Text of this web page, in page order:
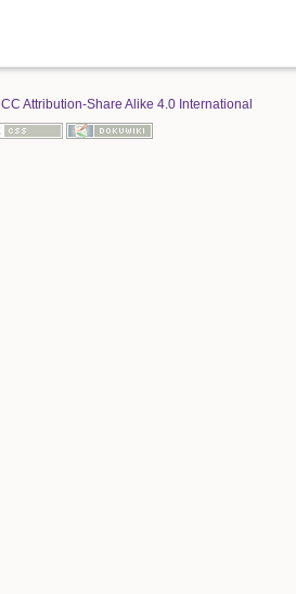
CC Attribution-Share Alike 4.0 International